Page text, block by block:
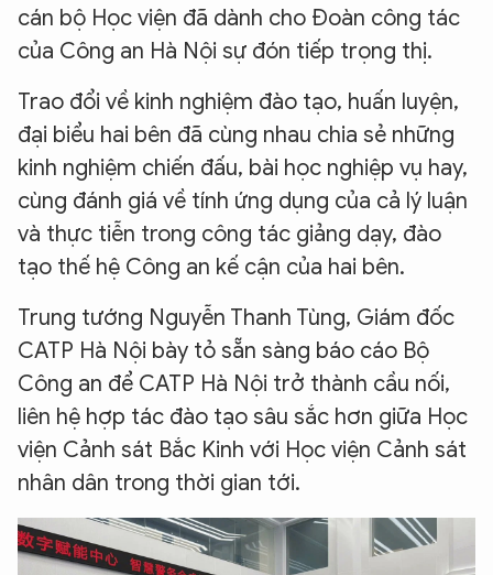
cán bộ Học viện đã dành cho Đoàn công tác
của Công an Hà Nội sự đón tiếp trọng thị.
Trao đổi về kinh nghiệm đào tạo, huấn luyện,
đại biểu hai bên đã cùng nhau chia sẻ những
kinh nghiệm chiến đấu, bài học nghiệp vụ hay,
cùng đánh giá về tính ứng dụng của cả lý luận
và thực tiễn trong công tác giảng dạy, đào
tạo thế hệ Công an kế cận của hai bên.
Trung tướng Nguyễn Thanh Tùng, Giám đốc
CATP Hà Nội bày tỏ sẵn sàng báo cáo Bộ
Công an để CATP Hà Nội trở thành cầu nối,
liên hệ hợp tác đào tạo sâu sắc hơn giữa Học
viện Cảnh sát Bắc Kinh với Học viện Cảnh sát
nhân dân trong thời gian tới.